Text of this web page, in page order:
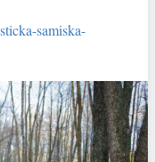
samiska-